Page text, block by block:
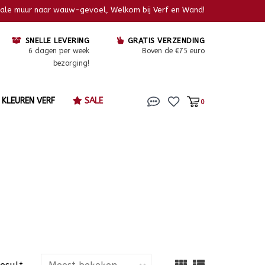
muur naar wauw-gevoel, Welkom bij Verf en Wand!
SNELLE LEVERING
6 dagen per week
bezorging!
GRATIS VERZENDING
Boven de €75 euro
KLEUREN VERF SALE 0